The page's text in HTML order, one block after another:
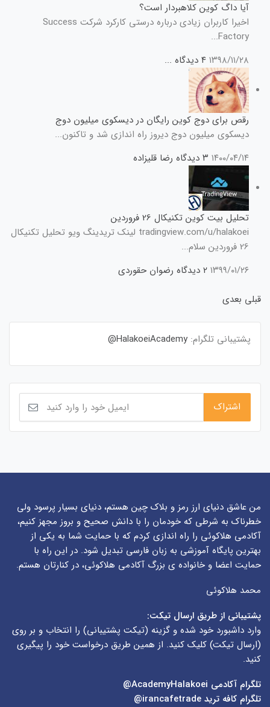
آیا داگ کوین کلاهبردار است؟
اخیرا کاربران زیادی درباره درستی کارکرد شرکت Success
Factory...
۱۳۹۸/۱۱/۲۸ ۴ دیدگاه ...
رقص برای دوج کوین رایگان در دیسکوی میلیون دوج
دیسکوی میلیون دوج دیروز راه اندازی شد و تاکنون...
۱۴۰۰/۰۴/۱۴ ۳ دیدگاه رضا قلیزاده
تحلیل بیت کوین تکنیکال 26 فروردین
tradingview.com/u/halakoei لینک تریدینگ ویو تحلیل تکنیکال
26 فروردین سلام...
۱۳۹۹/۰۱/۲۶ ۲ دیدگاه
رضوان حقوردی
قبلی بعدی
پشتیبانی تلگرام: HalakoeiAcademy@
من عاشق دنیای ارز رمز و بلاک چین هستم، دنیای بسیار پرسود ولی
خطرناک به شرطی که خودمان را با دانش صحیح و بروز مجهز کنیم،
آکادمی هلاکوئی را راه اندازی کردم که با حمایت شما به یکی از
بهترین پایگاه آموزشی به زبان فارسی تبدیل شود. در این راه با
حمایت اعضا و خانواده ی بزرگ آکادمی هلاکوئی، در کنارتان هستم.
محمد هلاکوئی
پشتیبانی از طریق ارسال تیکت:
وارد داشبورد خود شده و گزینه (تیکت پشتیبانی) را انتخاب و بر روی
(ارسال تیکت) کلیک کنید. از همین طریق درخواست خود را پیگیری
کنید.
تلگرام آکادمی
تلگرام کافه ترید irancafetrade@